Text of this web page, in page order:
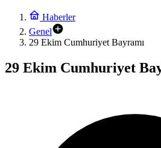
Haberler
Genel
29 Ekim Cumhuriyet Bayramı
29 Ekim Cumhuriyet